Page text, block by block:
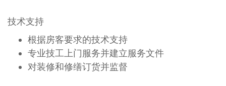
技术支持
根据房客要求的技术支持
专业技工上门服务并建立服务文件
对装修和修缮订货并监督